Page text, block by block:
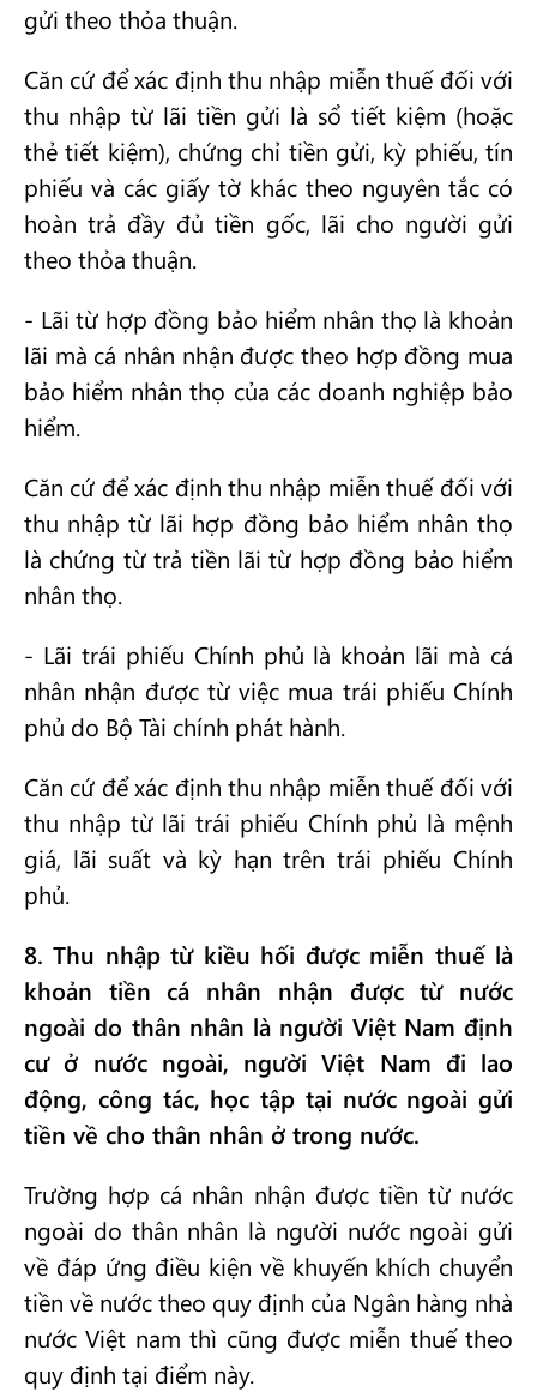
gửi theo thỏa thuận.
Căn cứ để xác định thu nhập miễn thuế đối với
thu nhập từ lãi tiền gửi là sổ tiết kiệm (hoặc
thẻ tiết kiệm), chứng chỉ tiền gửi, kỳ phiếu, tín
phiếu và các giấy tờ khác theo nguyên tắc có
hoàn trả đầy đủ tiền gốc, lãi cho người gửi
theo thỏa thuận.
- Lãi từ hợp đồng bảo hiểm nhân thọ là khoản
lãi mà cá nhân nhận được theo hợp đồng mua
bảo hiểm nhân thọ của các doanh nghiệp bảo
hiểm.
Căn cứ để xác định thu nhập miễn thuế đối với
thu nhập từ lãi hợp đồng bảo hiểm nhân thọ
là chứng từ trả tiền lãi từ hợp đồng bảo hiểm
nhân thọ.
- Lãi trái phiếu Chính phủ là khoản lãi mà cá
nhân nhận được từ việc mua trái phiếu Chính
phủ do Bộ Tài chính phát hành.
Căn cứ để xác định thu nhập miễn thuế đối với
thu nhập từ lãi trái phiếu Chính phủ là mệnh
giá, lãi suất và kỳ hạn trên trái phiếu Chính
phủ.
8. Thu nhập từ kiều hối được miễn thuế là
khoản tiền cá nhân nhận được từ nước
ngoài do thân nhân là người Việt Nam định
cư ở nước ngoài, người Việt Nam đi lao
động, công tác, học tập tại nước ngoài gửi
tiền về cho thân nhân ở trong nước.
Trường hợp cá nhân nhận được tiền từ nước
ngoài do thân nhân là người nước ngoài gửi
về đáp ứng điều kiện về khuyến khích chuyển
tiền về nước theo quy định của Ngân hàng nhà
nước Việt nam thì cũng được miễn thuế theo
quy định tại điểm này.